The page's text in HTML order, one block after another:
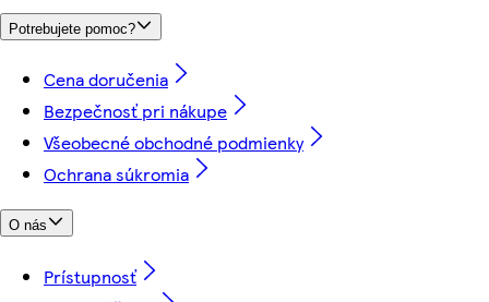
Potrebujete pomoc?
Cena doručenia
Bezpečnosť pri nákupe
Všeobecné obchodné podmienky
Ochrana súkromia
O nás
Prístupnosť